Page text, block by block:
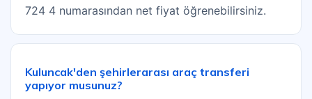
724 4 numarasından net fiyat öğrenebilirsiniz.
Kuluncak'den şehirlerarası araç transferi
yapıyor musunuz?